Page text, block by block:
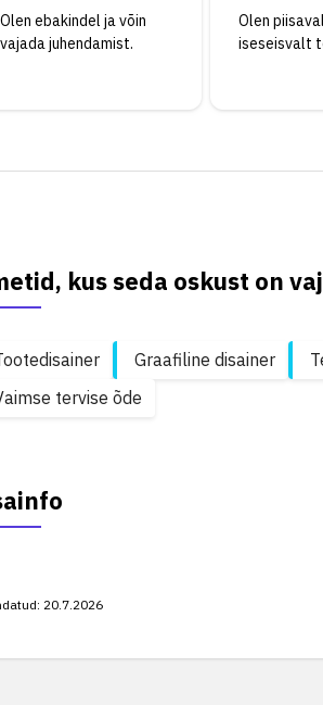
Olen ebakindel ja võin
vajada juhendamist.
Olen
iseseisvalt
kus seda oskust on
Graafiline disainer
tervise õde
20.7.2026